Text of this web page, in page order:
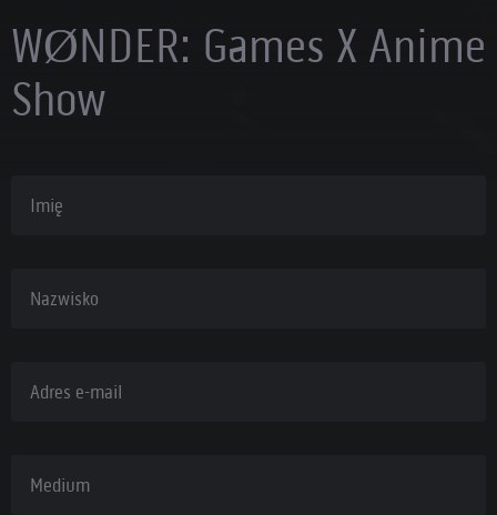
WØNDER: Games X Anime
Show
Nazwisko
Adres e-mail
Medium